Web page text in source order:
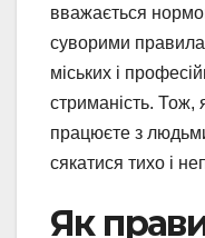
вважається
суворими
міських і
стриманість.
працюєте з
сякатися тихо і
Як